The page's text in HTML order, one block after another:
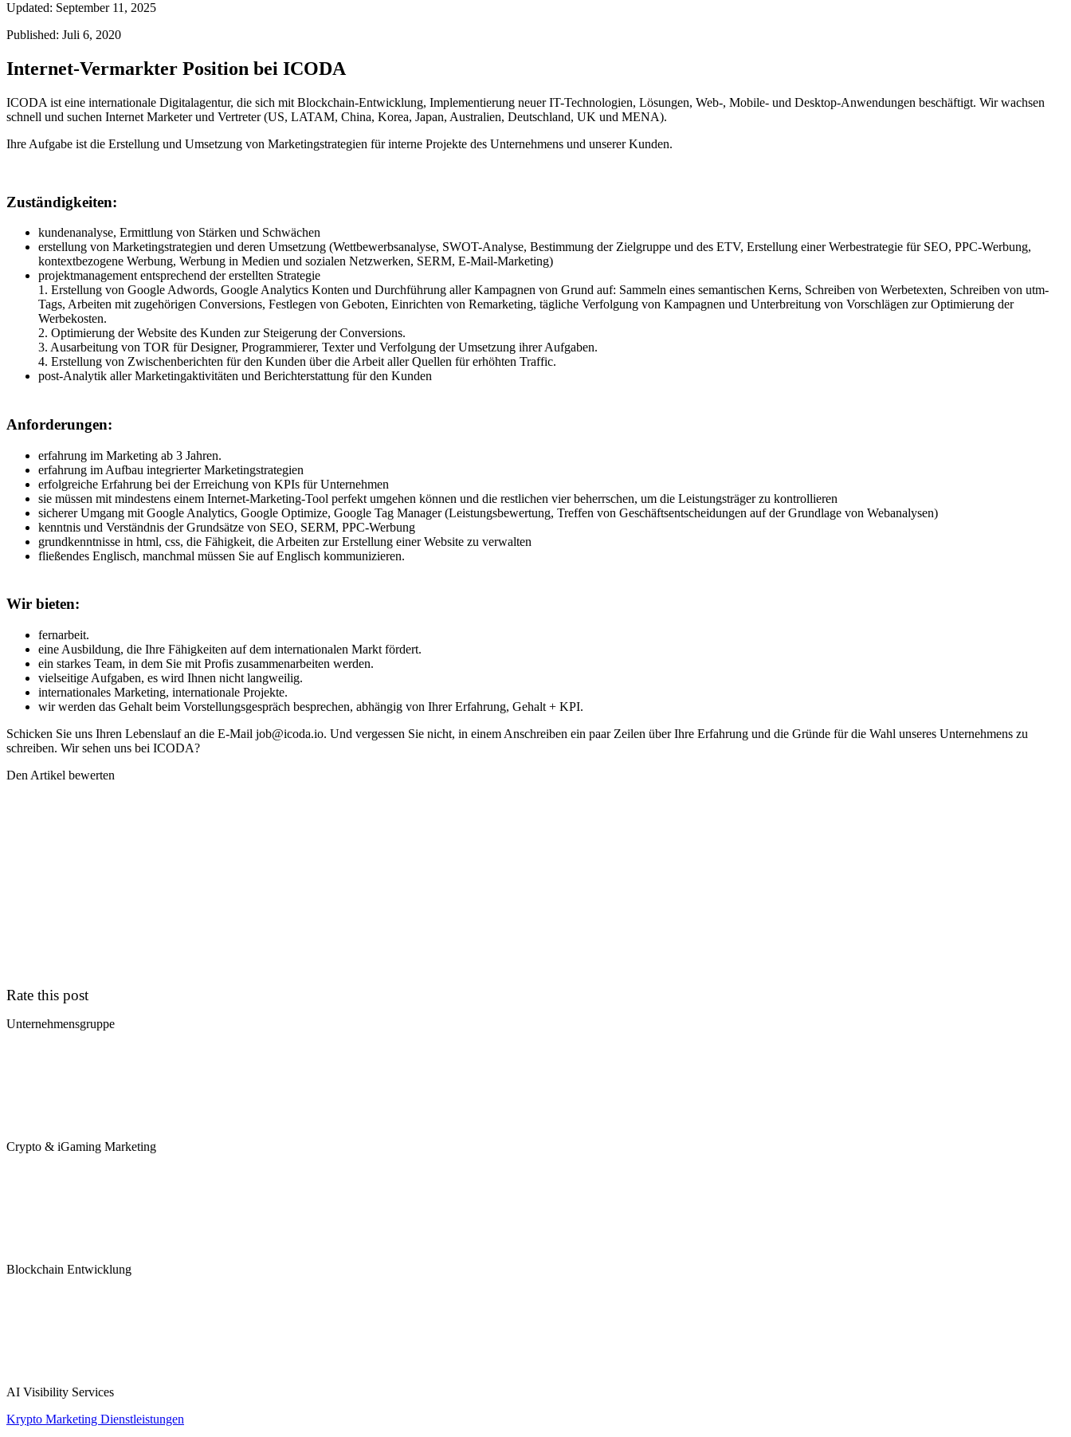
Updated: September 11, 2025
Published: Juli 6, 2020
Internet-Vermarkter Position bei ICODA
ICODA ist eine internationale Digitalagentur, die sich mit Blockchain-Entwicklung, Implementierung neuer IT-Technologien, Lösungen, Web-, Mobile- und Desktop-Anwendungen beschäftigt. Wir wachsen
schnell und suchen Internet Marketer und Vertreter (US, LATAM, China, Korea, Japan, Australien, Deutschland, UK und MENA).
Ihre Aufgabe ist die Erstellung und Umsetzung von Marketingstrategien für interne Projekte des Unternehmens und unserer Kunden.
Zuständigkeiten:
kundenanalyse, Ermittlung von Stärken und Schwächen
erstellung von Marketingstrategien und deren Umsetzung (Wettbewerbsanalyse, SWOT-Analyse, Bestimmung der Zielgruppe und des ETV, Erstellung einer Werbestrategie für SEO, PPC-Werbung,
kontextbezogene Werbung, Werbung in Medien und sozialen Netzwerken, SERM, E-Mail-Marketing)
projektmanagement entsprechend der erstellten Strategie
1. Erstellung von Google Adwords, Google Analytics Konten und Durchführung aller Kampagnen von Grund auf: Sammeln eines semantischen Kerns, Schreiben von Werbetexten, Schreiben von utm-
Tags, Arbeiten mit zugehörigen Conversions, Festlegen von Geboten, Einrichten von Remarketing, tägliche Verfolgung von Kampagnen und Unterbreitung von Vorschlägen zur Optimierung der
Werbekosten.
2. Optimierung der Website des Kunden zur Steigerung der Conversions.
3. Ausarbeitung von TOR für Designer, Programmierer, Texter und Verfolgung der Umsetzung ihrer Aufgaben.
4. Erstellung von Zwischenberichten für den Kunden über die Arbeit aller Quellen für erhöhten Traffic.
post-Analytik aller Marketingaktivitäten und Berichterstattung für den Kunden
Anforderungen:
erfahrung im Marketing ab 3 Jahren.
erfahrung im Aufbau integrierter Marketingstrategien
erfolgreiche Erfahrung bei der Erreichung von KPIs für Unternehmen
sie müssen mit mindestens einem Internet-Marketing-Tool perfekt umgehen können und die restlichen vier beherrschen, um die Leistungsträger zu kontrollieren
sicherer Umgang mit Google Analytics, Google Optimize, Google Tag Manager (Leistungsbewertung, Treffen von Geschäftsentscheidungen auf der Grundlage von Webanalysen)
kenntnis und Verständnis der Grundsätze von SEO, SERM, PPC-Werbung
grundkenntnisse in html, css, die Fähigkeit, die Arbeiten zur Erstellung einer Website zu verwalten
fließendes Englisch, manchmal müssen Sie auf Englisch kommunizieren.
Wir bieten:
fernarbeit.
eine Ausbildung, die Ihre Fähigkeiten auf dem internationalen Markt fördert.
ein starkes Team, in dem Sie mit Profis zusammenarbeiten werden.
vielseitige Aufgaben, es wird Ihnen nicht langweilig.
internationales Marketing, internationale Projekte.
wir werden das Gehalt beim Vorstellungsgespräch besprechen, abhängig von Ihrer Erfahrung, Gehalt + KPI.
Schicken Sie uns Ihren Lebenslauf an die E-Mail job@icoda.io. Und vergessen Sie nicht, in einem Anschreiben ein paar Zeilen über Ihre Erfahrung und die Gründe für die Wahl unseres Unternehmens zu
schreiben. Wir sehen uns bei ICODA?
Den Artikel bewerten
Rate this post
Unternehmensgruppe
Crypto & iGaming Marketing
Blockchain Entwicklung
AI Visibility Services
Krypto Marketing Dienstleistungen